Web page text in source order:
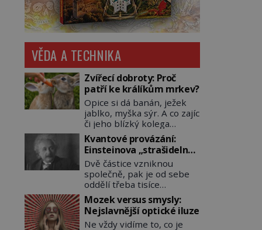
VĚDA A TECHNIKA
Zvířecí dobroty: Proč
patří ke králíkům mrkev?
Opice si dá banán, ježek
jablko, myška sýr. A co zajíc
či jeho blízký kolega
králík? Ti si samozřejmě
pochutnají na mrkvi! Proč
jsou podobné představy o
potravě zvířat často spíš
mýty? Pokud máte doma
králíka, mrkev mu dát
můžete. A nejspíš mu i
bude chutnat, ovšem měl
by ji mít jen jako občasný
Kvantové provázání:
Einsteinova „strašidelná
akce na dálku“ dál mate i
fascinuje vědce
Dvě částice vzniknou
společně, pak je od sebe
oddělí třeba tisíce
kilometrů. Přesto se při
měření chovají, jako by
mezi nimi existovalo
neviditelné pouto. Albert
Mozek versus smysly:
Nejslavnější optické iluze
Ne vždy vidíme to, co je